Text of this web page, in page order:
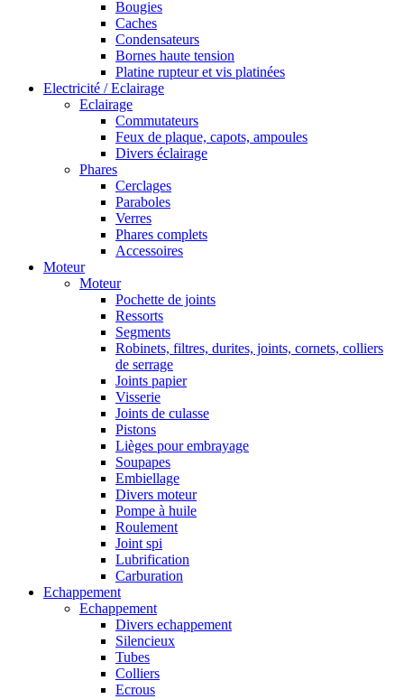
Bougies
Caches
Condensateurs
Bornes haute tension
Platine rupteur et vis platinées
Electricité / Eclairage
Eclairage
Commutateurs
Feux de plaque, capots, ampoules
Divers éclairage
Phares
Cerclages
Paraboles
Verres
Phares complets
Accessoires
Moteur
Moteur
Pochette de joints
Ressorts
Segments
Robinets, filtres, durites, joints, cornets, colliers
de serrage
Joints papier
Visserie
Joints de culasse
Pistons
Lièges pour embrayage
Soupapes
Embiellage
Divers moteur
Pompe à huile
Roulement
Joint spi
Lubrification
Carburation
Echappement
Echappement
Divers echappement
Silencieux
Tubes
Colliers
Ecrous